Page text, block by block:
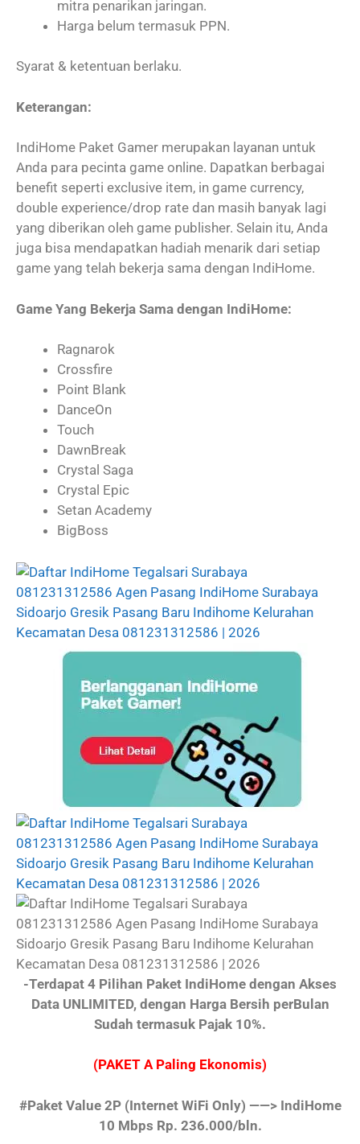
mitra penarikan jaringan.
Harga belum termasuk PPN.
Syarat & ketentuan berlaku.
Keterangan:
IndiHome Paket Gamer merupakan layanan untuk
Anda para pecinta game online. Dapatkan berbagai
benefit seperti exclusive item, in game currency,
double experience/drop rate dan masih banyak lagi
yang diberikan oleh game publisher. Selain itu, Anda
juga bisa mendapatkan hadiah menarik dari setiap
game yang telah bekerja sama dengan IndiHome.
Game Yang Bekerja Sama dengan IndiHome:
Ragnarok
Crossfire
Point Blank
DanceOn
Touch
DawnBreak
Crystal Saga
Crystal Epic
Setan Academy
BigBoss
-Terdapat 4 Pilihan Paket IndiHome dengan Akses
Data UNLIMITED, dengan Harga Bersih perBulan
Sudah termasuk Pajak 10%.
(PAKET A Paling Ekonomis)
#Paket Value 2P (Internet WiFi Only) ——> IndiHome
10 Mbps Rp. 236.000/bln.